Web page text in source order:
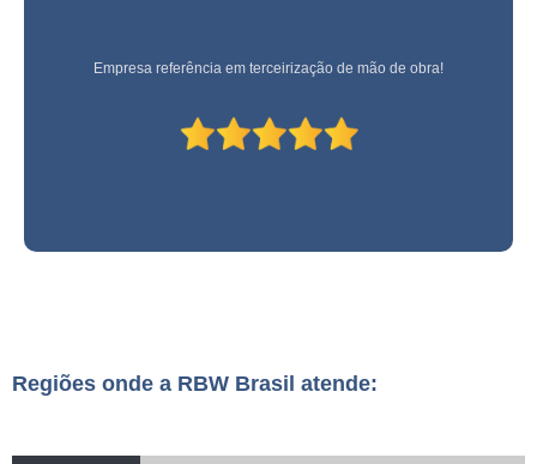
Empresa referência em terceirização de mão de obra!
Regiões onde a RBW Brasil atende: